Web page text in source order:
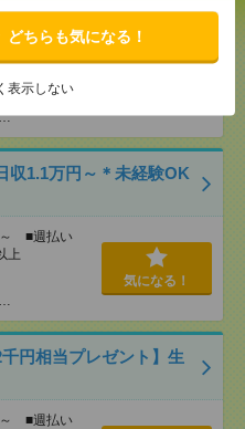
どちらも気になる！
表示しない
収1.1万円～＊未経験OK
～ ■週払い
上
…
気になる！
円相当プレゼント】生
～ ■週払い